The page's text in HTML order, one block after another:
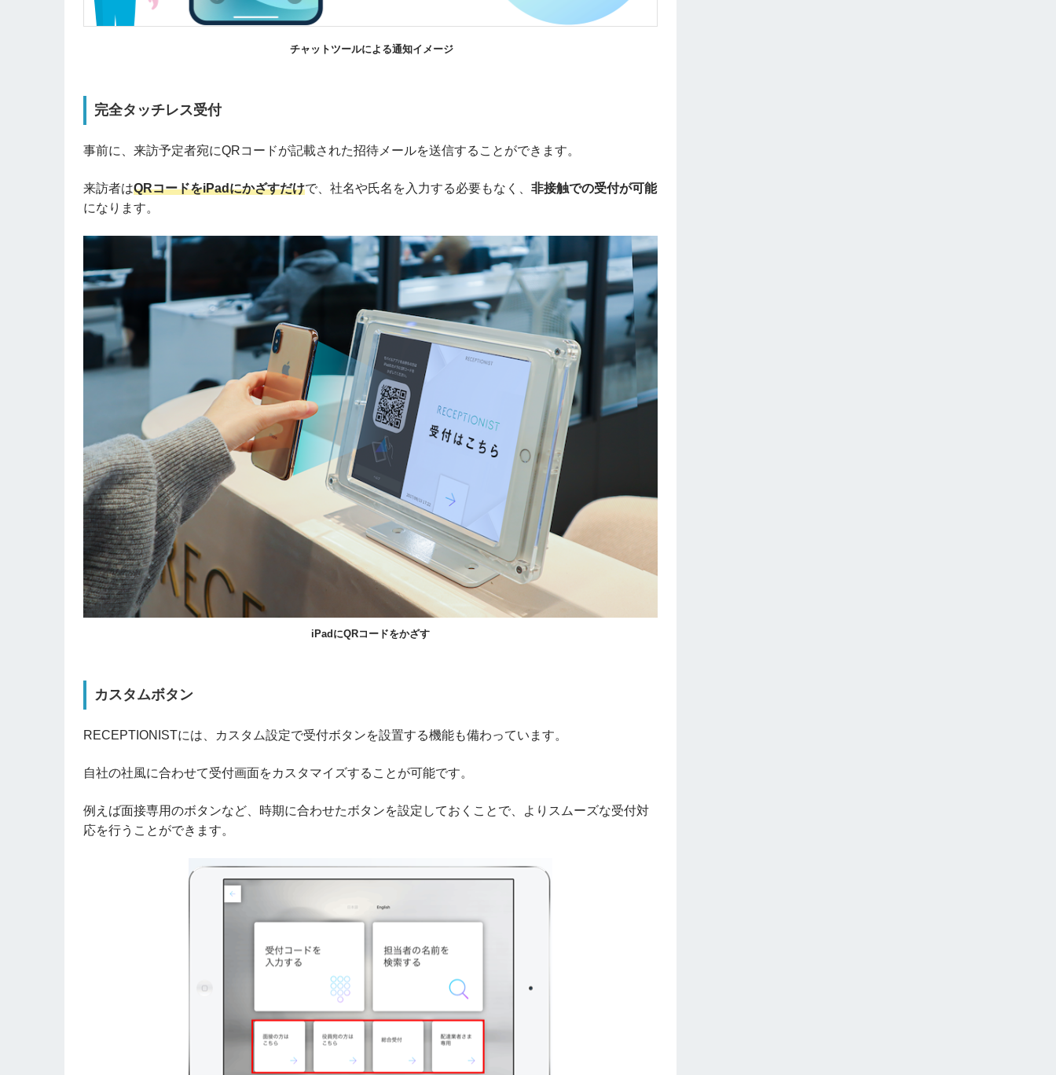
チャットツールによる通知イメージ
完全タッチレス受付
事前に、来訪予定者宛にQRコードが記載された招待メールを送信することができます。
来訪者はQRコードをiPadにかざすだけで、社名や氏名を入力する必要もなく、 非接触での受付が可能
になります。
iPadにQRコードをかざす
カスタムボタン
RECEPTIONISTには、カスタム設定で受付ボタンを設置する機能も備わっています。
自社の社風に合わせて受付画面をカスタマイズすることが可能です。
例えば面接専用のボタンなど、時期に合わせたボタンを設定しておくことで、よりスムーズな受付対
応を行うことができます。